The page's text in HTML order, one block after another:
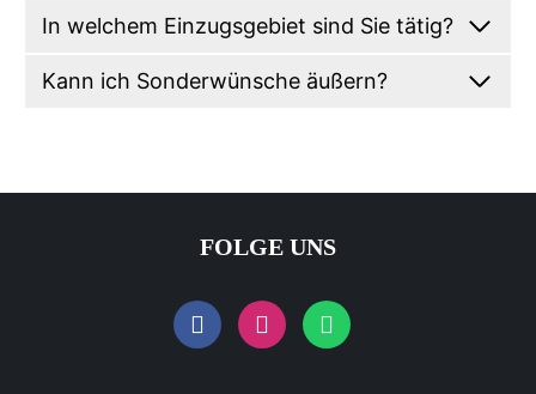
In welchem Einzugsgebiet sind Sie tätig?
Kann ich Sonderwünsche äußern?
FOLGE UNS